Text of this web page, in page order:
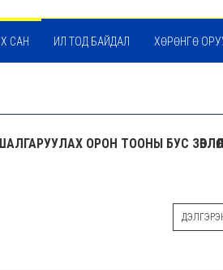
САН ИЛ ТОД БАЙДАЛ ХӨРӨНГӨ
ОРОН ТООНЫ БУС